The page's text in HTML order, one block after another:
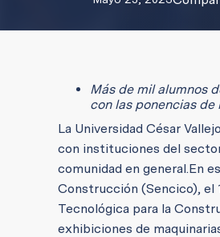
Más de mil alumnos
con las ponencias de
La Universidad César
con instituciones del
comunidad en general.En
Construcción (Sencico), el
Tecnológica para la
exhibiciones de